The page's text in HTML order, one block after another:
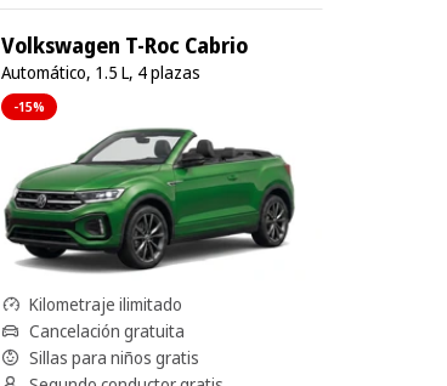
Volkswagen T-Roc Cabrio
Automático, 1.5 L, 4 plazas
-15%
Kilometraje ilimitado
Cancelación gratuita
Sillas para niños gratis